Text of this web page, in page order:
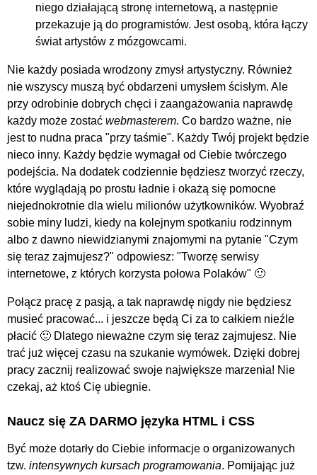
niego działającą stronę internetową, a następnie
przekazuje ją do programistów. Jest osobą, która łączy
świat artystów z mózgowcami.
Nie każdy posiada wrodzony zmysł artystyczny. Również
nie wszyscy muszą być obdarzeni umysłem ścisłym. Ale
przy odrobinie dobrych chęci i zaangażowania naprawdę
każdy może zostać webmasterem. Co bardzo ważne, nie
jest to nudna praca "przy taśmie". Każdy Twój projekt będzie
nieco inny. Każdy będzie wymagał od Ciebie twórczego
podejścia. Na dodatek codziennie będziesz tworzyć rzeczy,
które wyglądają po prostu ładnie i okażą się pomocne
niejednokrotnie dla wielu milionów użytkowników. Wyobraź
sobie miny ludzi, kiedy na kolejnym spotkaniu rodzinnym
albo z dawno niewidzianymi znajomymi na pytanie "Czym
się teraz zajmujesz?" odpowiesz: "Tworzę serwisy
internetowe, z których korzysta połowa Polaków" 🙂
Połącz pracę z pasją, a tak naprawdę nigdy nie będziesz
musieć pracować... i jeszcze będą Ci za to całkiem nieźle
płacić 🙂 Dlatego nieważne czym się teraz zajmujesz. Nie
trać już więcej czasu na szukanie wymówek. Dzięki dobrej
pracy zacznij realizować swoje największe marzenia! Nie
czekaj, aż ktoś Cię ubiegnie.
Naucz się ZA DARMO języka HTML i CSS
Być może dotarły do Ciebie informacje o organizowanych
tzw. intensywnych kursach programowania. Pomijając już